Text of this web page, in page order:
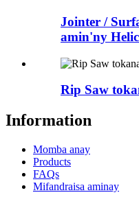
Jointer /
amin'ny
Rip Saw
Information
Momba anay
Products
FAQs
Mifandraisa aminay